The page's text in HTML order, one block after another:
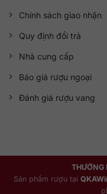
Chính sách giao nhận
Quy định đổi trả
Nhà cung cấp
Báo giá rượu ngoại
Đánh giá rượu vang
THƯỞNG
Sản phẩm rượu tại